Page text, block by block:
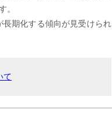
。
期化する傾向が見受けられ
て